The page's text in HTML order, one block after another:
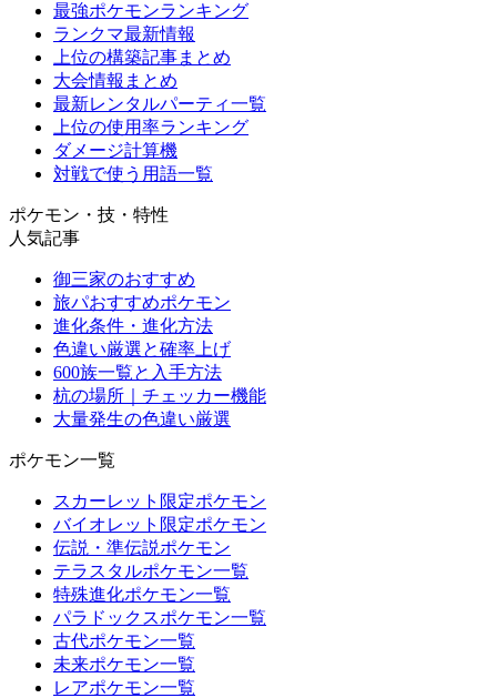
最強ポケモンランキング
ランクマ最新情報
上位の構築記事まとめ
大会情報まとめ
最新レンタルパーティ一覧
上位の使用率ランキング
ダメージ計算機
対戦で使う用語一覧
ポケモン・技・特性
人気記事
御三家のおすすめ
旅パおすすめポケモン
進化条件・進化方法
色違い厳選と確率上げ
600族一覧と入手方法
杭の場所｜チェッカー機能
大量発生の色違い厳選
ポケモン一覧
スカーレット限定ポケモン
バイオレット限定ポケモン
伝説・準伝説ポケモン
テラスタルポケモン一覧
特殊進化ポケモン一覧
パラドックスポケモン一覧
古代ポケモン一覧
未来ポケモン一覧
レアポケモン一覧